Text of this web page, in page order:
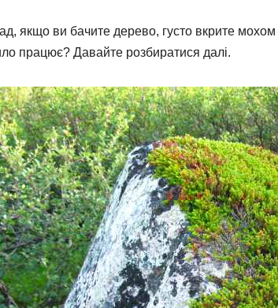
якщо ви бачите дерево, густо вкрите мохом
працює? Давайте розбиратися далі.